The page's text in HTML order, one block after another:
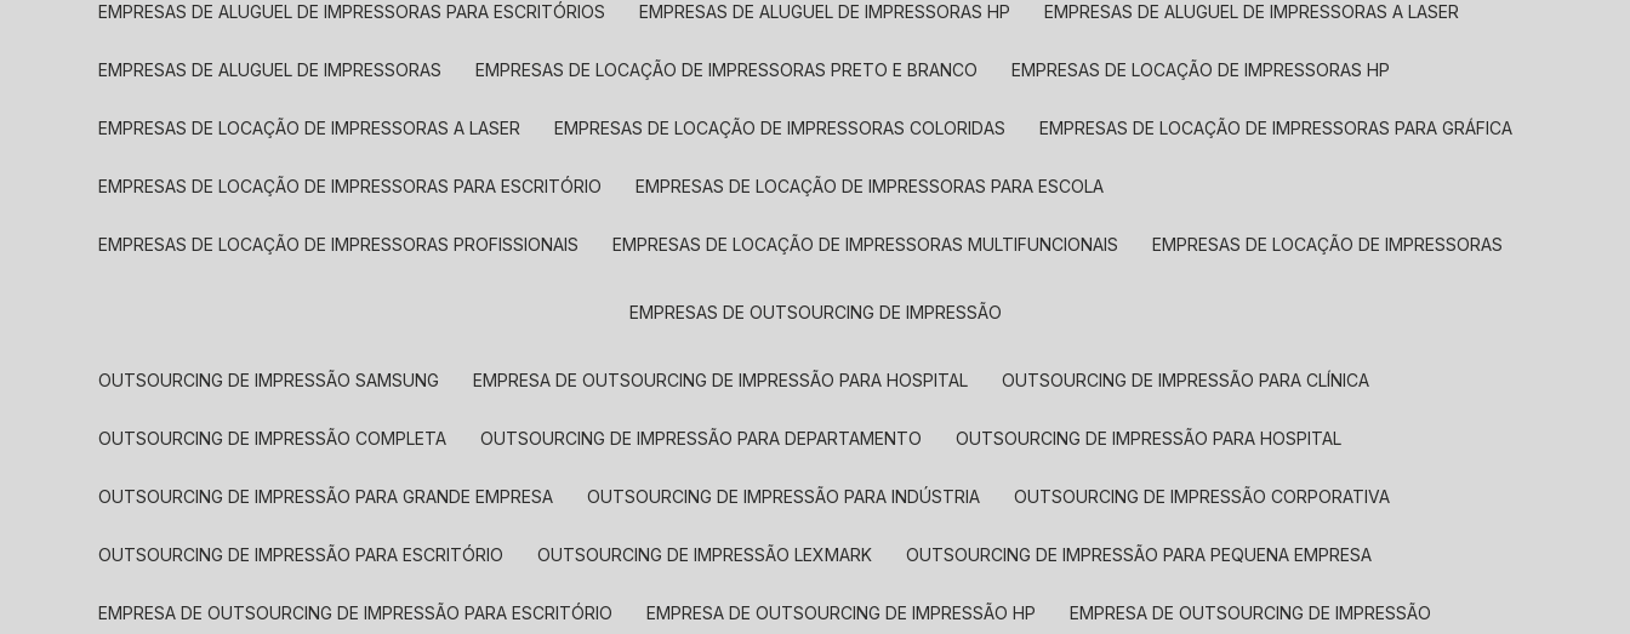
EMPRESAS DE ALUGUEL DE IMPRESSORAS PARA ESCRITÓRIOS EMPRESAS DE ALUGUEL DE IMPRESSORAS HP EMPRESAS DE ALUGUEL DE IMPRESSORAS A LASER
EMPRESAS DE ALUGUEL DE IMPRESSORAS EMPRESAS DE LOCAÇÃO DE IMPRESSORAS PRETO E BRANCO EMPRESAS DE LOCAÇÃO DE IMPRESSORAS HP
EMPRESAS DE LOCAÇÃO DE IMPRESSORAS A LASER EMPRESAS DE LOCAÇÃO DE IMPRESSORAS COLORIDAS EMPRESAS DE LOCAÇÃO DE IMPRESSORAS PARA GRÁFICA
EMPRESAS DE LOCAÇÃO DE IMPRESSORAS PARA ESCRITÓRIO EMPRESAS DE LOCAÇÃO DE IMPRESSORAS PARA ESCOLA
EMPRESAS DE LOCAÇÃO DE IMPRESSORAS PROFISSIONAIS EMPRESAS DE LOCAÇÃO DE IMPRESSORAS MULTIFUNCIONAIS EMPRESAS DE LOCAÇÃO DE IMPRESSORAS
EMPRESAS DE OUTSOURCING DE IMPRESSÃO
OUTSOURCING DE IMPRESSÃO SAMSUNG EMPRESA DE OUTSOURCING DE IMPRESSÃO PARA HOSPITAL OUTSOURCING DE IMPRESSÃO PARA CLÍNICA
OUTSOURCING DE IMPRESSÃO COMPLETA OUTSOURCING DE IMPRESSÃO PARA DEPARTAMENTO OUTSOURCING DE IMPRESSÃO PARA HOSPITAL
OUTSOURCING DE IMPRESSÃO PARA GRANDE EMPRESA OUTSOURCING DE IMPRESSÃO PARA INDÚSTRIA OUTSOURCING DE IMPRESSÃO CORPORATIVA
OUTSOURCING DE IMPRESSÃO PARA ESCRITÓRIO OUTSOURCING DE IMPRESSÃO LEXMARK OUTSOURCING DE IMPRESSÃO PARA PEQUENA EMPRESA
EMPRESA DE OUTSOURCING DE IMPRESSÃO PARA ESCRITÓRIO EMPRESA DE OUTSOURCING DE IMPRESSÃO HP EMPRESA DE OUTSOURCING DE IMPRESSÃO